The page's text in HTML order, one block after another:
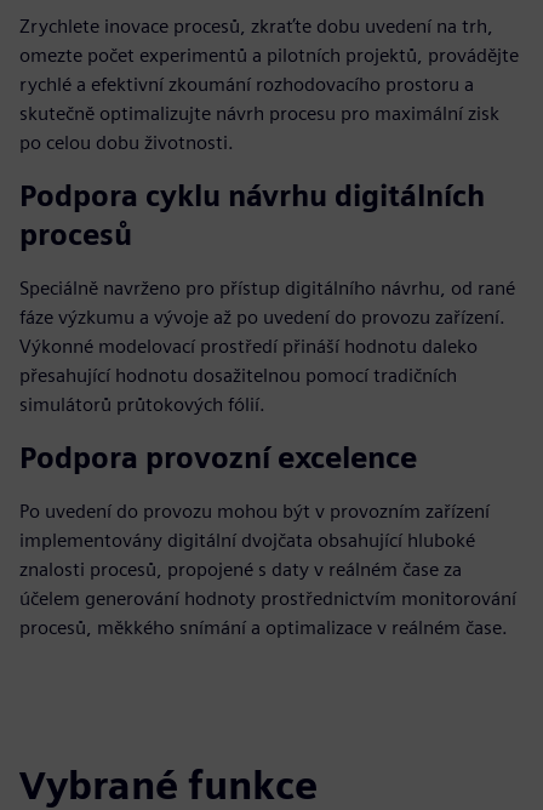
Zrychlete inovace procesů, zkraťte dobu uvedení na trh,
omezte počet experimentů a pilotních projektů, provádějte
rychlé a efektivní zkoumání rozhodovacího prostoru a
skutečně optimalizujte návrh procesu pro maximální zisk
po celou dobu životnosti.
Podpora cyklu návrhu digitálních
procesů
Speciálně navrženo pro přístup digitálního návrhu, od rané
fáze výzkumu a vývoje až po uvedení do provozu zařízení.
Výkonné modelovací prostředí přináší hodnotu daleko
přesahující hodnotu dosažitelnou pomocí tradičních
simulátorů průtokových fólií.
Podpora provozní excelence
Po uvedení do provozu mohou být v provozním zařízení
implementovány digitální dvojčata obsahující hluboké
znalosti procesů, propojené s daty v reálném čase za
účelem generování hodnoty prostřednictvím monitorování
procesů, měkkého snímání a optimalizace v reálném čase.
Vybrané funkce